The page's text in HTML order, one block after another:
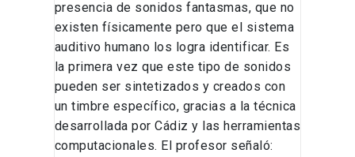
presencia de sonidos fantasmas, que no
existen físicamente pero que el sistema
auditivo humano los logra identificar. Es
la primera vez que este tipo de sonidos
pueden ser sintetizados y creados con
un timbre específico, gracias a la técnica
desarrollada por Cádiz y las herramientas
computacionales. El profesor señaló: